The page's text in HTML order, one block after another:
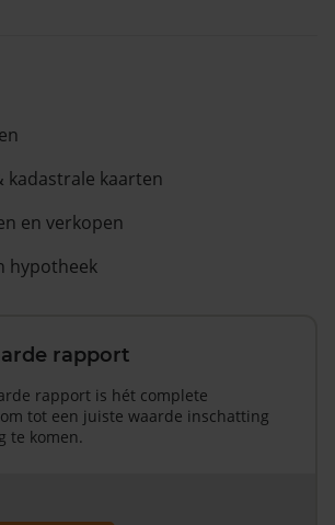
kadastrale kaarten
en verkopen
hypotheek
rapport
rapport is hét complete
tot een juiste waarde inschatting
te komen.